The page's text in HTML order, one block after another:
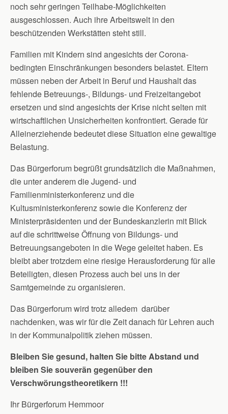
noch sehr geringen Teilhabe-Möglichkeiten
ausgeschlossen. Auch ihre Arbeitswelt in den
beschützenden Werkstätten steht still.
Familien mit Kindern sind angesichts der Corona-
bedingten Einschränkungen besonders belastet. Eltern
müssen neben der Arbeit in Beruf und Haushalt das
fehlende Betreuungs-, Bildungs- und Freizeitangebot
ersetzen und sind angesichts der Krise nicht selten mit
wirtschaftlichen Unsicherheiten konfrontiert. Gerade für
Alleinerziehende bedeutet diese Situation eine gewaltige
Belastung.
Das Bürgerforum begrüßt grundsätzlich die Maßnahmen,
die unter anderem die Jugend- und
Familienministerkonferenz und die
Kultusministerkonferenz sowie die Konferenz der
Ministerpräsidenten und der Bundeskanzlerin mit Blick
auf die schrittweise Öffnung von Bildungs- und
Betreuungsangeboten in die Wege geleitet haben. Es
bleibt aber trotzdem eine riesige Herausforderung für alle
Beteiligten, diesen Prozess auch bei uns in der
Samtgemeinde zu organisieren.
Das Bürgerforum wird trotz alledem darüber
nachdenken, was wir für die Zeit danach für Lehren auch
in der Kommunalpolitik ziehen müssen.
Bleiben Sie gesund, halten Sie bitte Abstand und
bleiben Sie souverän gegenüber den
Verschwörungstheoretikern !!!
Ihr Bürgerforum Hemmoor